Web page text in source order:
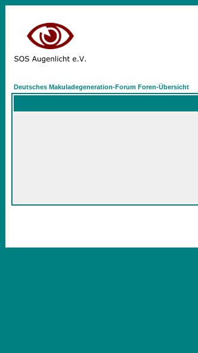
Deutsches Makuladegeneration-Forum Foren-Übersicht